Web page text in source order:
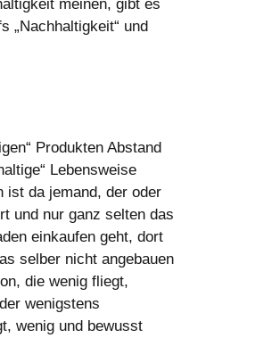
meinen, gibt es
„Nachhaltigkeit“ und
Produkten Abstand
Lebensweise
ist da jemand, der oder
und nur ganz selten das
einkaufen geht, dort
selber nicht angebauen
die wenig fliegt,
wenigstens
wenig und bewusst